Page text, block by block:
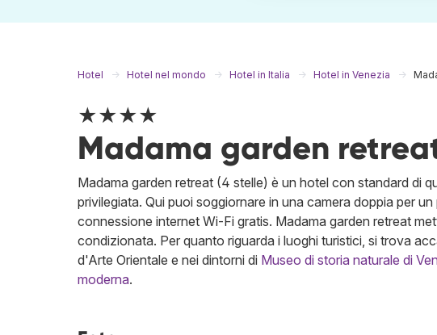
Hotel Hotel nel mondo Hotel in Italia Hotel in Venezia
★★★★
Madama garden
Madama garden retreat (4 stelle) è un hotel con standard di
privilegiata. Qui puoi soggiornare in una camera doppia per
connessione internet Wi-Fi gratis. Madama garden retreat
condizionata. Per quanto riguarda i luoghi turistici, si trova
d'Arte Orientale e nei dintorni di Museo di storia naturale di
moderna.